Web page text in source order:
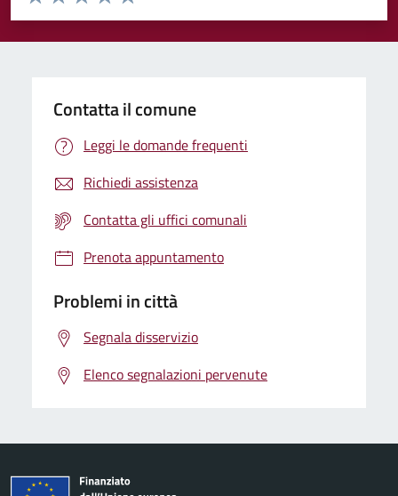
Valuta 5 stelle su 5
Valuta 4 stelle su 5
Valuta 3 stelle su 5
Valuta 2 stelle su 5
Valuta 1 stelle su 5
Contatta il comune
Leggi le domande frequenti
Richiedi assistenza
Contatta gli uffici comunali
Prenota appuntamento
Problemi in città
Segnala disservizio
Elenco segnalazioni pervenute